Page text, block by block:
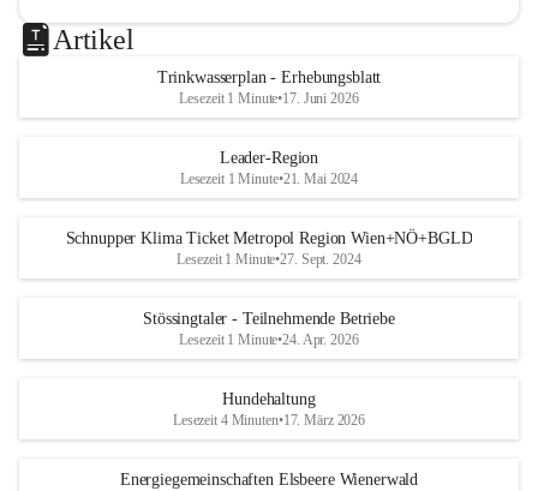
Artikel
Trinkwasserplan - Erhebungsblatt
Lesezeit 1 Minute•17. Juni 2026
Leader-Region
Lesezeit 1 Minute•21. Mai 2024
Schnupper Klima Ticket Metropol Region Wien+NÖ+BGLD
Lesezeit 1 Minute•27. Sept. 2024
Stössingtaler - Teilnehmende Betriebe
Lesezeit 1 Minute•24. Apr. 2026
Hundehaltung
Lesezeit 4 Minuten•17. März 2026
Energiegemeinschaften Elsbeere Wienerwald